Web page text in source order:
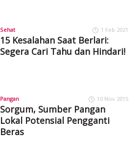
Sehat 1 Feb 2021
15 Kesalahan Saat Berlari:
Segera Cari Tahu dan Hindari!
Pangan 10 Nov 2015
Sorgum, Sumber Pangan
Lokal Potensial Pengganti
Beras